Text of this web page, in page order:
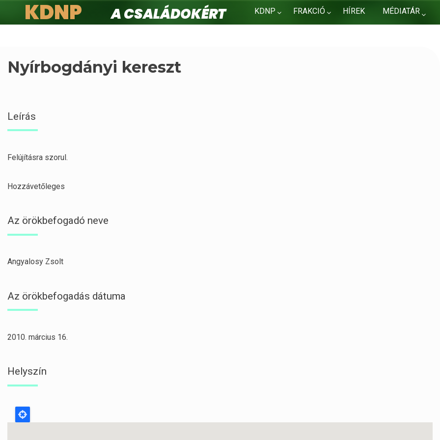
KDNP FRAKCIÓ HÍREK MÉDIATÁR
KDNP
A családokért.
Nyírbogdányi kereszt
Leírás
Felújításra szorul.
Hozzávetőleges
Az örökbefogadó neve
Angyalosy Zsolt
Az örökbefogadás dátuma
2010. március 16.
Helyszín